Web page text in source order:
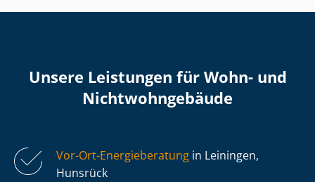
Unsere Leistungen für Wohn- und
Nicht­wohn­ge­bäu­de
Vor-Ort-Energieberatung in Leiningen,
Hunsrück